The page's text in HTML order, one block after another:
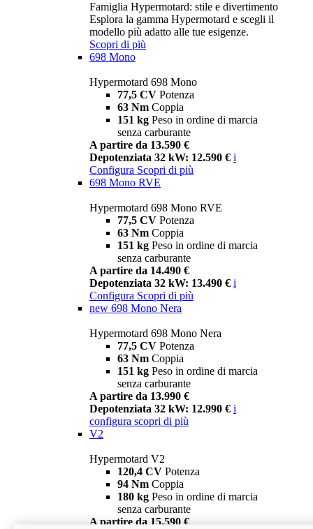
Famiglia Hypermotard: stile e divertimento
Esplora la gamma Hypermotard e scegli il
modello più adatto alle tue esigenze.
Scopri di più
698 Mono
Hypermotard 698 Mono
77,5 CV Potenza
63 Nm Coppia
151 kg Peso in ordine di marcia
senza carburante
A partire da 13.590 €
Depotenziata 32 kW: 12.590 € i
Configura Scopri di più
698 Mono RVE
Hypermotard 698 Mono RVE
77,5 CV Potenza
63 Nm Coppia
151 kg Peso in ordine di marcia
senza carburante
A partire da 14.490 €
Depotenziata 32 kW: 13.490 € i
Configura Scopri di più
new 698 Mono Nera
Hypermotard 698 Mono Nera
77,5 CV Potenza
63 Nm Coppia
151 kg Peso in ordine di marcia
senza carburante
A partire da 13.990 €
Depotenziata 32 kW: 12.990 € i
configura scopri di più
V2
Hypermotard V2
120,4 CV Potenza
94 Nm Coppia
180 kg Peso in ordine di marcia
senza carburante
A partire da 15.590 €